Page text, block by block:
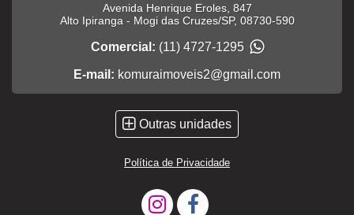
Avenida Henrique Eroles, 847
Alto Ipiranga - Mogi das Cruzes/SP, 08730-590
Comercial: (11) 4727-1295
E-mail: komuraimoveis2@gmail.com
Outras unidades
Política de Privacidade